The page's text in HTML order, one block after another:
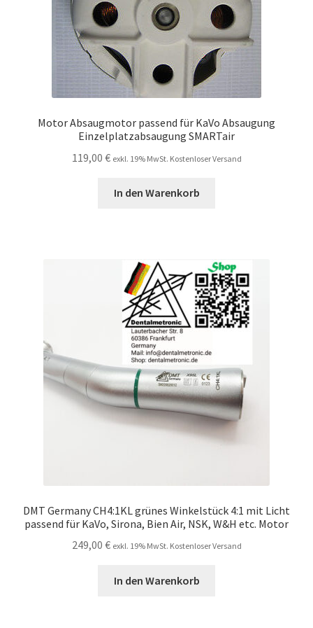
Motor Absaugmotor passend für KaVo Absaugung
Einzelplatzabsaugung SMARTair
119,00 € exkl. 19% MwSt. Kostenloser Versand
In den Warenkorb
DMT Germany CH4:1KL grünes Winkelstück 4:1 mit Licht
passend für KaVo, Sirona, Bien Air, NSK, W&H etc. Motor
249,00 € exkl. 19% MwSt. Kostenloser Versand
In den Warenkorb